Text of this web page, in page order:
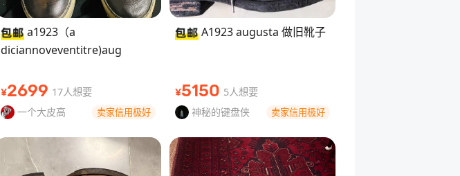
a1923（a
diciannoveventitre)aug
¥2699 17人想要
一个大皮高
卖家信用极好
A1923 augusta 做旧靴子
¥5150 5人想要
神秘的键盘侠
卖家信用极好